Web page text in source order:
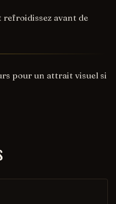
refroidissez avant de
pour un attrait visuel si